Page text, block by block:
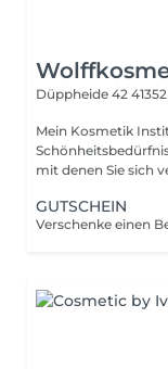
Düppheide 42
Mein Kosmetik
mit denen
GUTSCHEIN